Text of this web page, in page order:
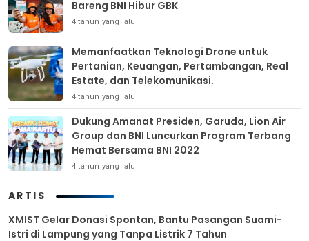
Bareng BNI Hibur GBK
4 tahun yang lalu
Memanfaatkan Teknologi Drone untuk
Pertanian, Keuangan, Pertambangan, Real
Estate, dan Telekomunikasi.
4 tahun yang lalu
Dukung Amanat Presiden, Garuda, Lion Air
Group dan BNI Luncurkan Program Terbang
Hemat Bersama BNI 2022
4 tahun yang lalu
ARTIS
XMIST Gelar Donasi Spontan, Bantu Pasangan Suami-
Istri di Lampung yang Tanpa Listrik 7 Tahun